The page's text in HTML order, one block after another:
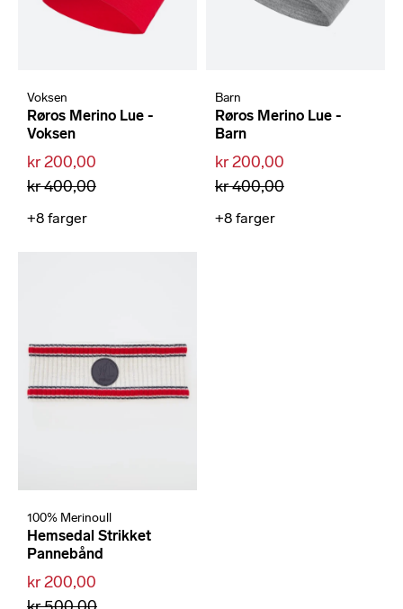
Voksen
Røros Merino Lue -
Voksen
kr 200,00
kr 400,00
+8 farger
Barn
Røros Merino Lue -
Barn
kr 200,00
kr 400,00
+8 farger
100% Merinoull
Hemsedal Strikket
Pannebånd
kr 200,00